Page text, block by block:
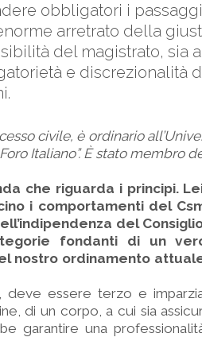
obbligatori i passaggi
arretrato della
del magistrato, sia
e discrezionalità
civile, è ordinario
Italiano”. È stato membro
che riguarda i principi.
i comportamenti del
del
fondanti di un
nostro ordinamento
essere terzo e
di un corpo, a cui sia
garantire una